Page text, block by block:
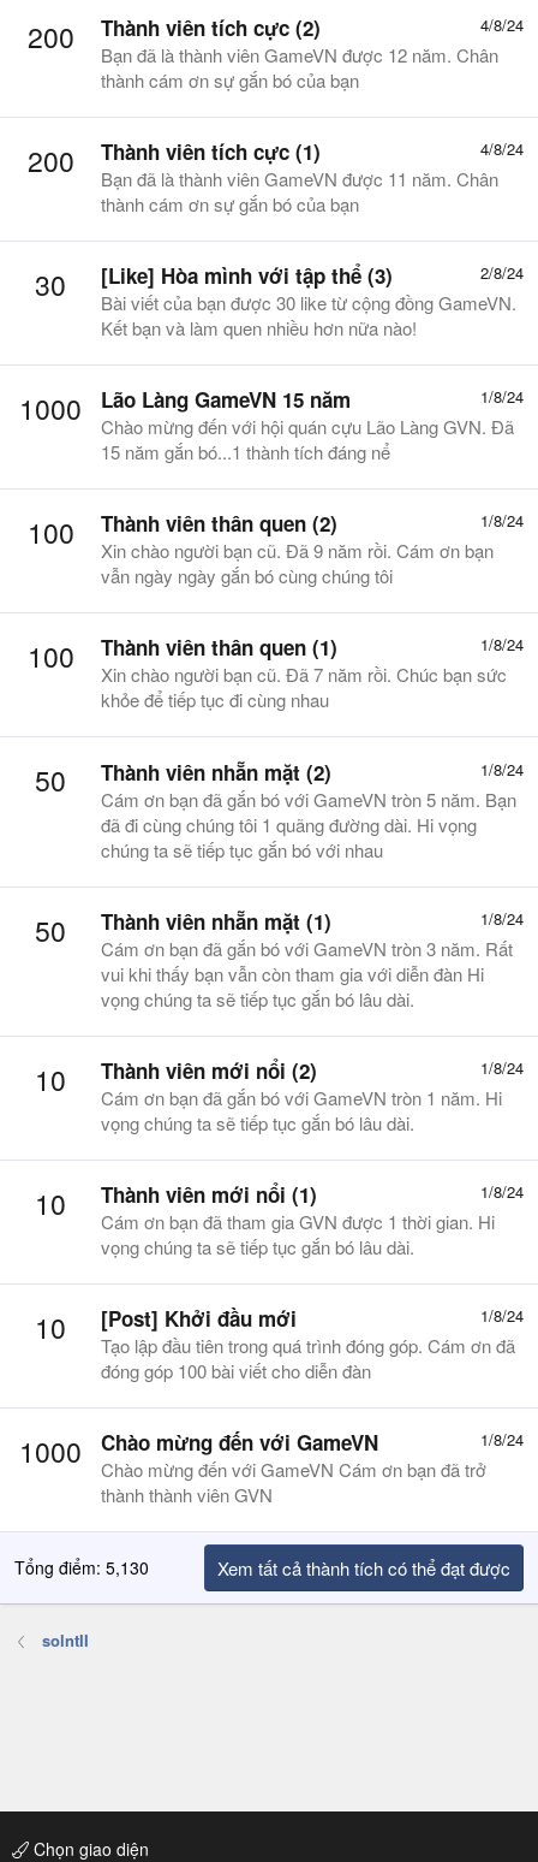
200 4/8/24
Thành viên tích cực (2)
Bạn đã là thành viên GameVN được 12 năm. Chân
thành cám ơn sự gắn bó của bạn
200 4/8/24
Thành viên tích cực (1)
Bạn đã là thành viên GameVN được 11 năm. Chân
thành cám ơn sự gắn bó của bạn
30 2/8/24
[Like] Hòa mình với tập thể (3)
Bài viết của bạn được 30 like từ cộng đồng GameVN.
Kết bạn và làm quen nhiều hơn nữa nào!
1000 1/8/24
Lão Làng GameVN 15 năm
Chào mừng đến với hội quán cựu Lão Làng GVN. Đã
15 năm gắn bó...1 thành tích đáng nể
100 1/8/24
Thành viên thân quen (2)
Xin chào người bạn cũ. Đã 9 năm rồi. Cám ơn bạn
vẫn ngày ngày gắn bó cùng chúng tôi
100 1/8/24
Thành viên thân quen (1)
Xin chào người bạn cũ. Đã 7 năm rồi. Chúc bạn sức
khỏe để tiếp tục đi cùng nhau
50 1/8/24
Thành viên nhẵn mặt (2)
Cám ơn bạn đã gắn bó với GameVN tròn 5 năm. Bạn
đã đi cùng chúng tôi 1 quãng đường dài. Hi vọng
chúng ta sẽ tiếp tục gắn bó với nhau
50 1/8/24
Thành viên nhẵn mặt (1)
Cám ơn bạn đã gắn bó với GameVN tròn 3 năm. Rất
vui khi thấy bạn vẫn còn tham gia với diễn đàn Hi
vọng chúng ta sẽ tiếp tục gắn bó lâu dài.
10 1/8/24
Thành viên mới nổi (2)
Cám ơn bạn đã gắn bó với GameVN tròn 1 năm. Hi
vọng chúng ta sẽ tiếp tục gắn bó lâu dài.
10 1/8/24
Thành viên mới nổi (1)
Cám ơn bạn đã tham gia GVN được 1 thời gian. Hi
vọng chúng ta sẽ tiếp tục gắn bó lâu dài.
10 1/8/24
[Post] Khởi đầu mới
Tạo lập đầu tiên trong quá trình đóng góp. Cám ơn đã
đóng góp 100 bài viết cho diễn đàn
1000 1/8/24
Chào mừng đến với GameVN
Chào mừng đến với GameVN Cám ơn bạn đã trở
thành thành viên GVN
Tổng điểm: 5,130 Xem tất cả thành tích có thể đạt được
solntII
Chọn giao diện